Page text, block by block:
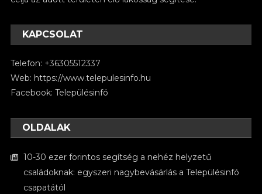
KAPCSOLAT
Telefon: +36305512337
Web: https://www.telepulesinfo.hu
Facebook:Településinfó
OLDALAK
10-30 ezer forintos segítség a nehéz helyzetű
családoknak: egyszeri nagybevásárlás a Településinfó
csapatától